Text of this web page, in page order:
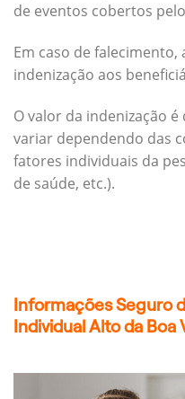
de eventos cobertos
Em caso de falecimento,
indenização aos
O valor da indenização
variar dependendo das
fatores individuais da
de saúde, etc.).
Informações Seguro
Individual Alto da Boa